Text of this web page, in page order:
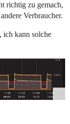
richtig zu gemach,
Verbraucher.
ich kann solche